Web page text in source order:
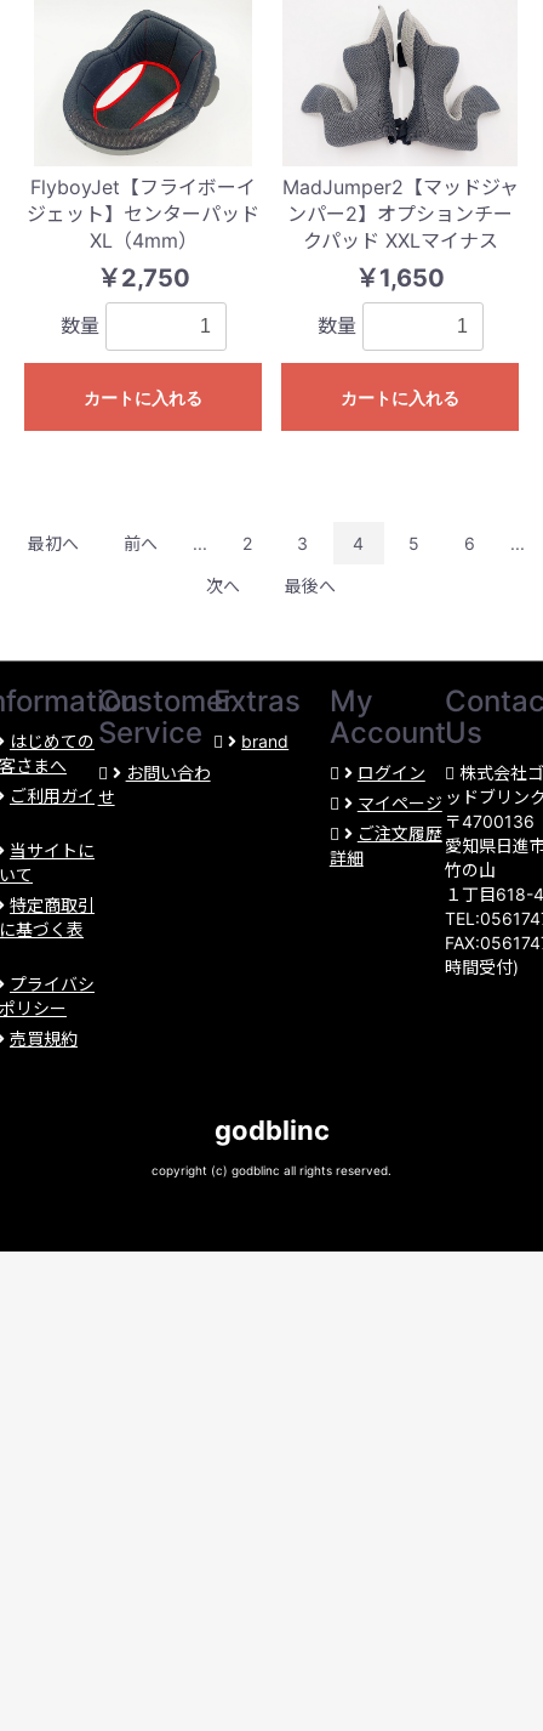
FlyboyJet【フライボーイ
ジェット】センターパッド
XL（4mm）
￥2,750
数量
カートに入れる
MadJumper2【マッドジャ
ンパー2】オプションチー
クパッド XXLマイナス
￥1,650
数量
カートに入れる
最初へ 前へ ... 2 3 4 5 6 ...
次へ 最後へ
はじめての
さまへ
ご利用ガイ
当サイトに
て
特定商取引
基づく表
プライバシ
リシー
売買規約
Customer
Service
お問い合わ
せ
Extras
brand
My
Account
ログイン
マイページ
ご注文履歴
詳細
Us
株式会社
ッドブリン
〒4700136
愛知県日進
竹の山
１丁目618-
時間受付)
godblinc
copyright (c) godblinc all rights reserved.